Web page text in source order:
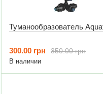
Туманообразователь
350.00 грн
300.00 грн
В наличии